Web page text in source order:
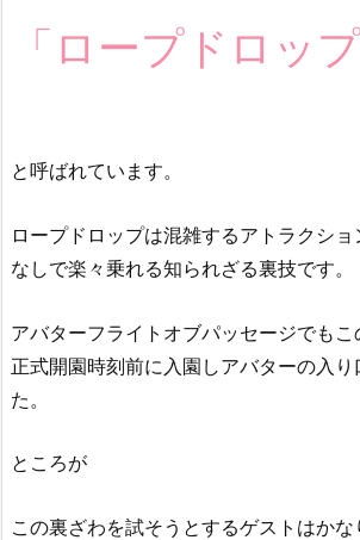
「ロープドロップ
と呼ばれています。
ロープドロップは混雑するアトラクシ
なしで楽々乗れる知られざる裏技です。
アバターフライトオブパッセージでもこ
正式開園時刻前に入園しアバターの入り
た。
ところが
この裏ざわを試そうとするゲストはか